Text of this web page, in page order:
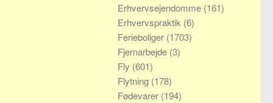
Erhvervsejendomme (161)
Erhvervspraktik (6)
Ferieboliger (1703)
Fjernarbejde (3)
Fly (601)
Flytning (178)
Fødevarer (194)